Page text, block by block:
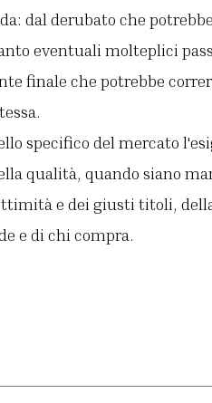
dal derubato che
eventuali molteplici
finale che potrebbe
specifico del mercato
qualità, quando siano
e dei giusti titoli,
e di chi compra.